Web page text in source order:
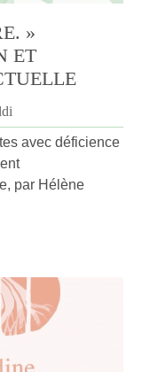
»
ET
avec déficience
par Hélène